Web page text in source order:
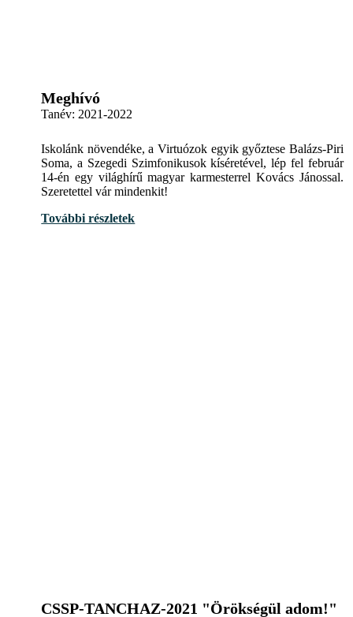
Meghívó
Tanév: 2021-2022
Iskolánk növendéke, a Virtuózok egyik győztese Balázs-Piri
Soma, a Szegedi Szimfonikusok kíséretével, lép fel február
14-én egy világhírű magyar karmesterrel Kovács Jánossal.
Szeretettel vár mindenkit!
További részletek
CSSP-TANCHAZ-2021 "Örökségül adom!"